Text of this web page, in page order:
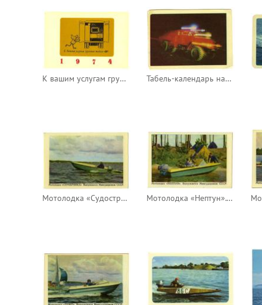
К вашим услугам грузовые такси Табель-календарь на 1974 год
Мотолодка «Судостроение». Выпускается Минсудпромом СССР Мотолодка «Нептун». Выпускается Минсудпромом СССР